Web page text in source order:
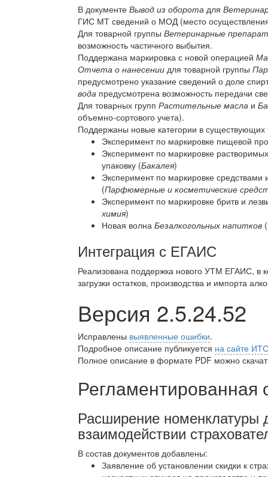
В документе Вывод из оборота для
ГИС МТ сведений о МОД (место
Для товарной группы Ветеринарные
возможность частичного выбытия.
Поддержана маркировка с новой операцией
Отчета о нанесении для товарной группы
предусмотрено указание сведений о доле
вода предусмотрена возможность передачи
Для товарных групп Растительные масла и
объемно-сортового учета).
Поддержаны новые категории в существующих
Эксперимент по маркировке пищевой
Эксперимент по маркировке
упаковку (Бакалея)
Эксперимент по маркировке
(Парфюмерные и косметические
Эксперимент по маркировке бритв и
химия)
Новая волна Безалкогольных напитков
Интеграция с ЕГАИС
Реализована поддержка нового УТМ ЕГАИС, в
загрузки остатков, производства и импорта
Версия 2.5.24.52
Исправлены выявленные ошибки.
Подробное описание публикуется на сайте ИТС
Полное описание в формате PDF можно
Регламентированная
Расширение номенклатуры
взаимодействии
В состав документов добавлены:
Заявление об установлении скидки к